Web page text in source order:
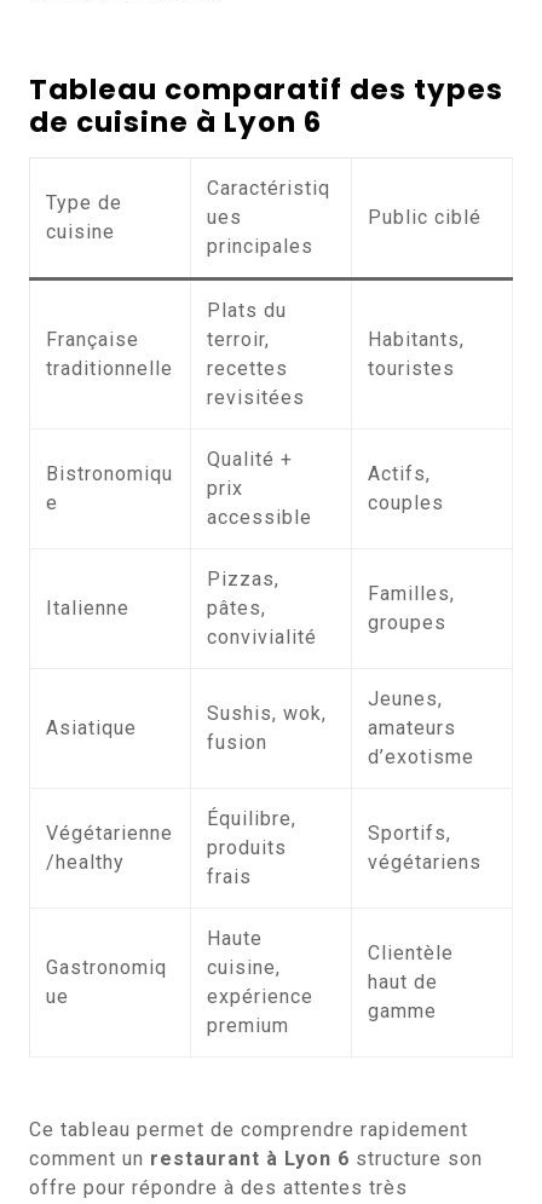
Tableau comparatif des types
de cuisine à Lyon 6
Type de
cuisine
Caractéristiq
ues
principales
Public ciblé
Française
traditionnelle
Plats du
terroir,
recettes
revisitées
Habitants,
touristes
Bistronomiqu
e
Qualité +
prix
accessible
Actifs,
couples
Italienne
Pizzas,
pâtes,
convivialité
Familles,
groupes
Asiatique
Sushis, wok,
fusion
Jeunes,
amateurs
d’exotisme
Végétarienne
/healthy
Équilibre,
produits
frais
Sportifs,
végétariens
Gastronomiq
ue
Haute
cuisine,
expérience
premium
Clientèle
haut de
gamme
Ce tableau permet de comprendre rapidement
comment un restaurant à Lyon 6 structure son
offre pour répondre à des attentes très